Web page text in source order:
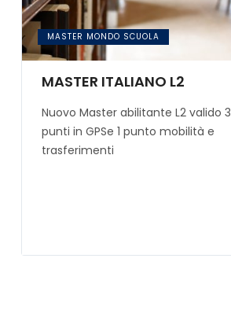
MASTER MONDO SCUOLA
MASTER ITALIANO L2
Nuovo Master abilitante L2 valido 3
punti in GPSe 1 punto mobilità e
trasferimenti